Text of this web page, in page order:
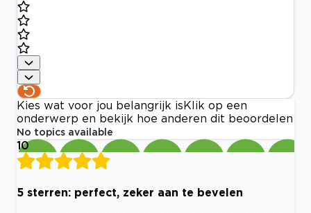
Kies wat voor jou belangrijk is Klik op een
onderwerp en bekijk hoe anderen dit beoordelen
No topics available
10
5 sterren: perfect, zeker aan te bevelen